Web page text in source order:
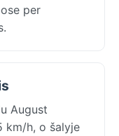
per
August
km/h, o šalyje